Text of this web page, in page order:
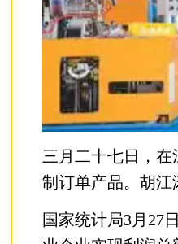
三月二十七日，
制订单产品。胡江
国家统计局3月27